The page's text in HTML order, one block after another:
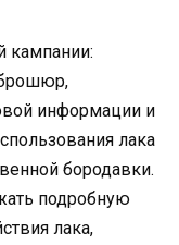
кампании:
информации и
лака
бородавки.
подробную
лака,